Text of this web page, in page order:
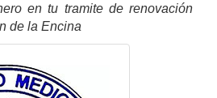
en tu tramite de renovación
de la Encina